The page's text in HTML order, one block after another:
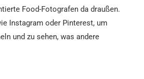
Food-Fotografen da draußen.
Instagram oder Pinterest, um
und zu sehen, was andere